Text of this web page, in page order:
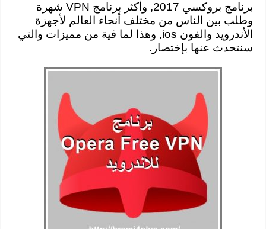
برنامج بروكسي 2017, وأكثر برنامج VPN شهرة
وطلب بين الناس من مختلف أنحاء العالم لأجهزة
الأندرويد والفون ios, وهذا لما فية من مميزات والتي
سنتحدث عنها بإختصار.